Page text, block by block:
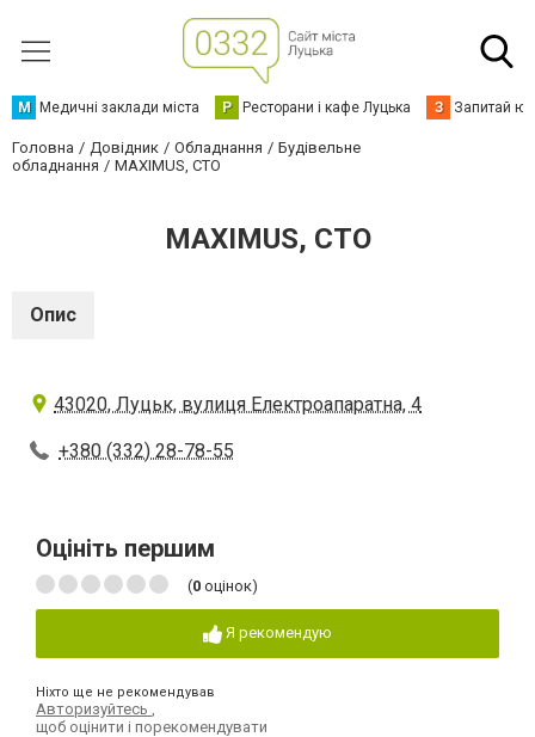
М Медичні заклади міста Р Ресторани і кафе Луцька З Запитай
Головна Довідник Обладнання
Будівельне
обладнання
MAXIMUS, СТО
MAXIMUS, СТО
Опис
43020, Луцьк, вулиця Електроапаратна, 4
+380 (332) 28-78-55
Оцініть першим
(0 оцінок)
Я рекомендую
Ніхто ще не рекомендував
Авторизуйтесь
щоб оцінити і порекомендувати